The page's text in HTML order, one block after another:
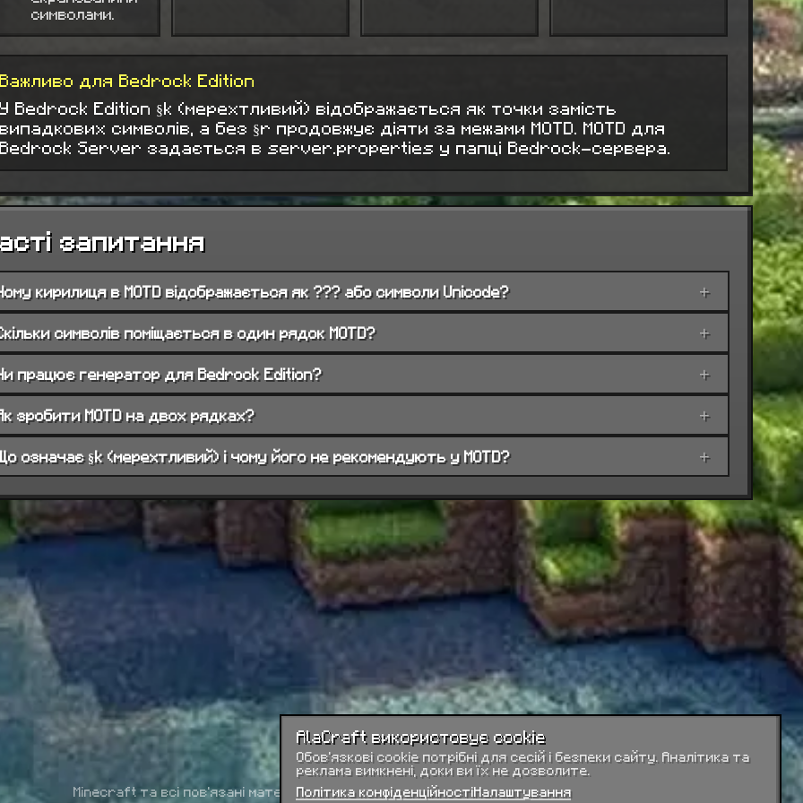
символами.
для Bedrock Edition
Bedrock Edition §k (мерехтливий) відображається як точки замість
символів, а без §r продовжує діяти за межами MOTD. MOTD для
Server задається в server.properties у папці Bedrock-сервера.
запитання
кирилиця в MOTD відображається як ??? або символи Unicode? +
символів поміщається в один рядок MOTD? +
працює генератор для Bedrock Edition? +
зробити MOTD на двох рядках? +
означає §k (мерехтливий) і чому його не рекомендують у MOTD? +
Minecraft та всі пов'язані матеріали є торговими марками й об'єктами авторського
AlaCraft використовує cookie
Обов’язкові cookie потрібні для сесій і безпеки сайту. Аналітика та
реклама вимкнені, доки ви їх не дозволите.
Політика конфіденційностіНалаштування